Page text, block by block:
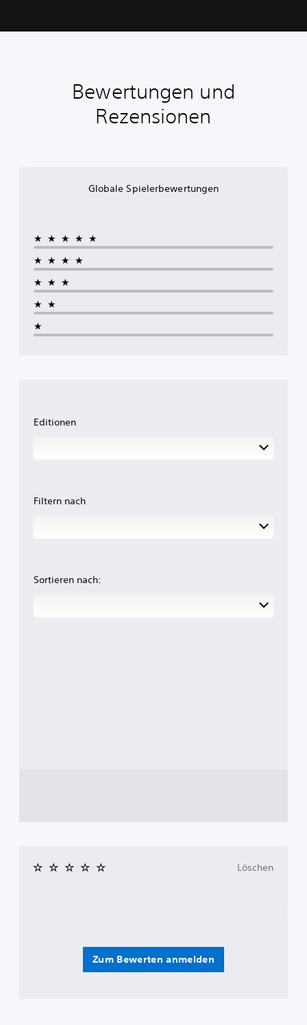
Bewertungen und
Rezensionen
Globale Spielerbewertungen
★★★★★
★★★★
★★★
★★
★
Editionen
Filtern nach
Sortieren nach:
Zum Bewerten anmelden
Löschen